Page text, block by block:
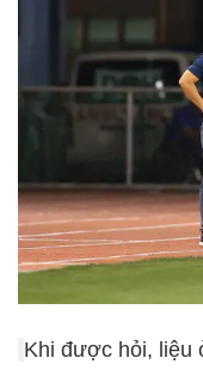
Khi được hỏi, liệu